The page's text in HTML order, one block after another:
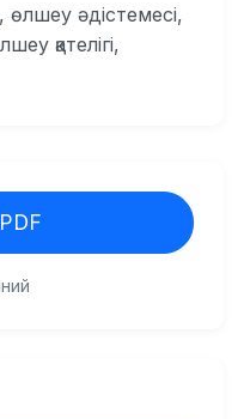
өлшеу әдістемесі,
қателігі,